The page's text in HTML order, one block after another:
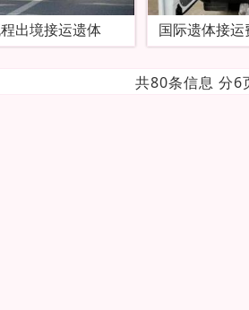
出境接运遗体 国际遗体接
共80条信息 分6